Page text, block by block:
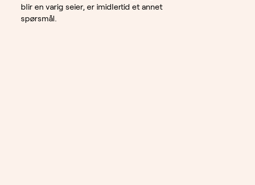
blir en varig seier, er imidlertid et annet
spørsmål.